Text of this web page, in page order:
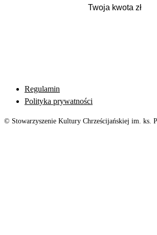
Regulamin
Polityka prywatności
© Stowarzyszenie Kultury Chrześcijańskiej im. ks.